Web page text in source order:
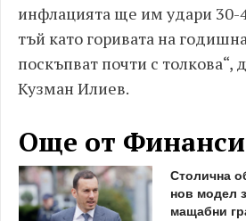
инфлацията ще им удари 30-
тъй като горивата на
поскъпват почти с
Кузман Илиев.
Още от Финанси
Столична
нов модел
мащабни